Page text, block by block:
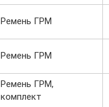
Ремень ГРМ
Ремень ГРМ
Ремень ГРМ,
комплект